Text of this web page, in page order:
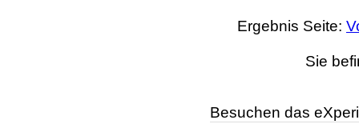
Ergebnis Seite:
Sie
Besuchen das